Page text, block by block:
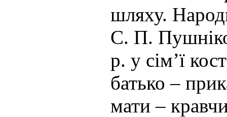
шляху.
С. П.
р. у сім’ї
батько –
мати –